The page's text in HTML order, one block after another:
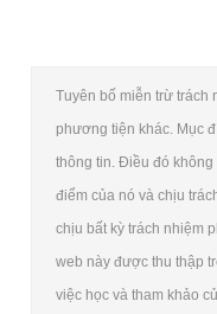
Tuyên bố miễn trừ trách
phương tiện khác. Mục
thông tin. Điều đó
điểm của nó và chịu
chịu bất kỳ trách nhiệm
web này được thu thập
việc học và tham khảo